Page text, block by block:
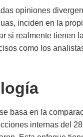
opiniones
inciden en la
si realmente tienen
como los
basa en la
internas del